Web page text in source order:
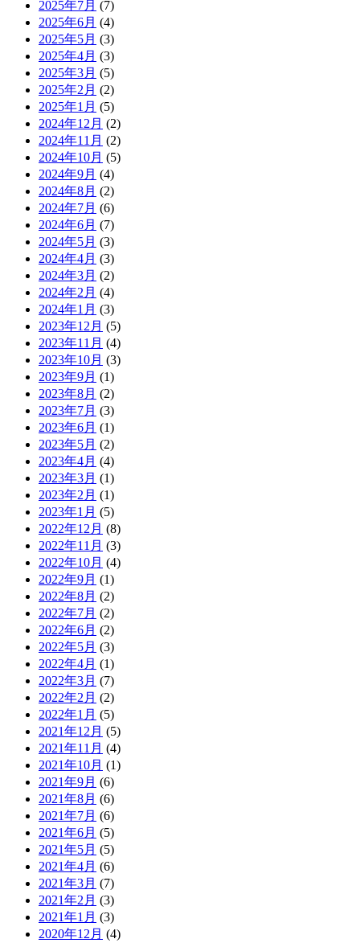
2025年7月 (7)
2025年6月 (4)
2025年5月 (3)
2025年4月 (3)
2025年3月 (5)
2025年2月 (2)
2025年1月 (5)
2024年12月 (2)
2024年11月 (2)
2024年10月 (5)
2024年9月 (4)
2024年8月 (2)
2024年7月 (6)
2024年6月 (7)
2024年5月 (3)
2024年4月 (3)
2024年3月 (2)
2024年2月 (4)
2024年1月 (3)
2023年12月 (5)
2023年11月 (4)
2023年10月 (3)
2023年9月 (1)
2023年8月 (2)
2023年7月 (3)
2023年6月 (1)
2023年5月 (2)
2023年4月 (4)
2023年3月 (1)
2023年2月 (1)
2023年1月 (5)
2022年12月 (8)
2022年11月 (3)
2022年10月 (4)
2022年9月 (1)
2022年8月 (2)
2022年7月 (2)
2022年6月 (2)
2022年5月 (3)
2022年4月 (1)
2022年3月 (7)
2022年2月 (2)
2022年1月 (5)
2021年12月 (5)
2021年11月 (4)
2021年10月 (1)
2021年9月 (6)
2021年8月 (6)
2021年7月 (6)
2021年6月 (5)
2021年5月 (5)
2021年4月 (6)
2021年3月 (7)
2021年2月 (3)
2021年1月 (3)
2020年12月 (4)